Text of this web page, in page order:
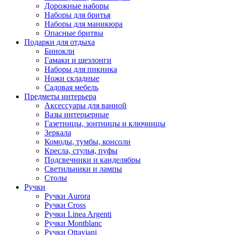
Дорожные наборы
Наборы для бритья
Наборы для маникюра
Опасные бритвы
Подарки для отдыха
Бинокли
Гамаки и шезлонги
Наборы для пикника
Ножи складные
Садовая мебель
Предметы интерьера
Аксессуары для ванной
Вазы интерьерные
Газетницы, зонтницы и ключницы
Зеркала
Комоды, тумбы, консоли
Кресла, стулья, пуфы
Подсвечники и канделябры
Светильники и лампы
Столы
Ручки
Ручки Aurora
Ручки Cross
Ручки Linea Argenti
Ручки Montblanc
Ручки Ottaviani